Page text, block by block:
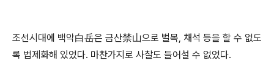
조선시대에 백악白岳은 금산禁山으로 벌목, 채석 등을 할 수 없도
록 법제화해 있었다. 마찬가지로 사찰도 들어설 수 없었다.